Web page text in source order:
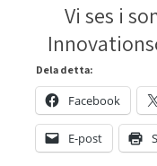
Vi ses i
Dela detta:
Facebook
E-post